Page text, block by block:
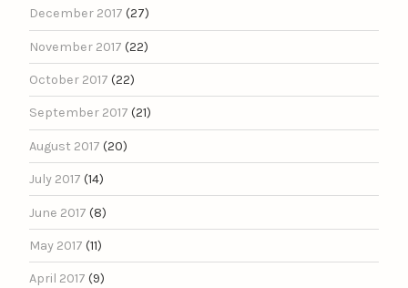
December 2017 (27)
November 2017 (22)
October 2017 (22)
September 2017 (21)
August 2017 (20)
July 2017 (14)
June 2017 (8)
May 2017 (11)
April 2017 (9)